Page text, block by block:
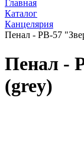
Главная
Каталог
Канцелярия
Пенал - PB-57
Пенал -
(grey)